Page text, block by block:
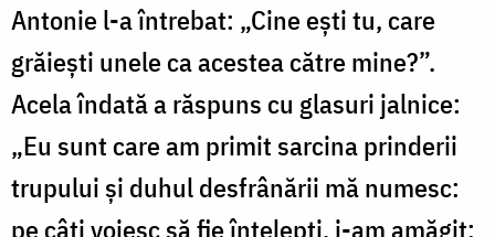
Antonie l-a întrebat: „Cine ești tu, care
grăiești unele ca acestea către mine?”.
Acela îndată a răspuns cu glasuri jal­nice:
„Eu sunt care am primit sarcina prin­derii
trupului și duhul des­frânării mă numesc:
pe câți voiesc să fie în­țe­lepți, i-am amăgit;